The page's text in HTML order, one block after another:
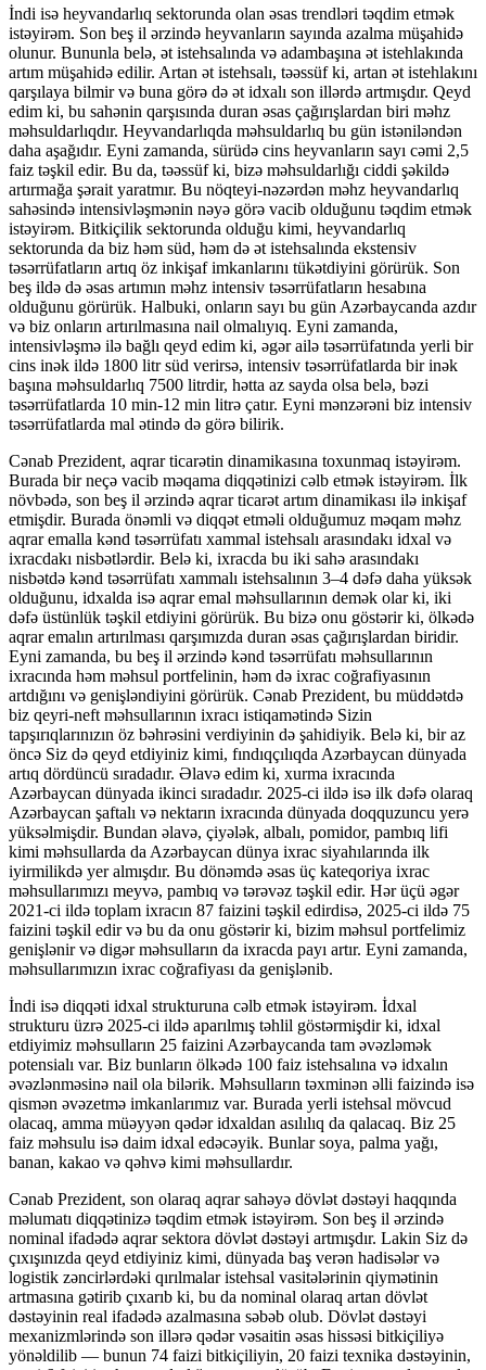
İndi isə heyvandarlıq sektorunda olan əsas trendləri təqdim etmək
istəyirəm. Son beş il ərzində heyvanların sayında azalma müşahidə
olunur. Bununla belə, ət istehsalında və adambaşına ət istehlakında
artım müşahidə edilir. Artan ət istehsalı, təəssüf ki, artan ət istehlakını
qarşılaya bilmir və buna görə də ət idxalı son illərdə artmışdır. Qeyd
edim ki, bu sahənin qarşısında duran əsas çağırışlardan biri məhz
məhsuldarlıqdır. Heyvandarlıqda məhsuldarlıq bu gün istəniləndən
daha aşağıdır. Eyni zamanda, sürüdə cins heyvanların sayı cəmi 2,5
faiz təşkil edir. Bu da, təəssüf ki, bizə məhsuldarlığı ciddi şəkildə
artırmağa şərait yaratmır. Bu nöqteyi-nəzərdən məhz heyvandarlıq
sahəsində intensivləşmənin nəyə görə vacib olduğunu təqdim etmək
istəyirəm. Bitkiçilik sektorunda olduğu kimi, heyvandarlıq
sektorunda da biz həm süd, həm də ət istehsalında ekstensiv
təsərrüfatların artıq öz inkişaf imkanlarını tükətdiyini görürük. Son
beş ildə də əsas artımın məhz intensiv təsərrüfatların hesabına
olduğunu görürük. Halbuki, onların sayı bu gün Azərbaycanda azdır
və biz onların artırılmasına nail olmalıyıq. Eyni zamanda,
intensivləşmə ilə bağlı qeyd edim ki, əgər ailə təsərrüfatında yerli bir
cins inək ildə 1800 litr süd verirsə, intensiv təsərrüfatlarda bir inək
başına məhsuldarlıq 7500 litrdir, hətta az sayda olsa belə, bəzi
təsərrüfatlarda 10 min-12 min litrə çatır. Eyni mənzərəni biz intensiv
təsərrüfatlarda mal ətində də görə bilirik.
Cənab Prezident, aqrar ticarətin dinamikasına toxunmaq istəyirəm.
Burada bir neçə vacib məqama diqqətinizi cəlb etmək istəyirəm. İlk
növbədə, son beş il ərzində aqrar ticarət artım dinamikası ilə inkişaf
etmişdir. Burada önəmli və diqqət etməli olduğumuz məqam məhz
aqrar emalla kənd təsərrüfatı xammal istehsalı arasındakı idxal və
ixracdakı nisbətlərdir. Belə ki, ixracda bu iki sahə arasındakı
nisbətdə kənd təsərrüfatı xammalı istehsalının 3–4 dəfə daha yüksək
olduğunu, idxalda isə aqrar emal məhsullarının demək olar ki, iki
dəfə üstünlük təşkil etdiyini görürük. Bu bizə onu göstərir ki, ölkədə
aqrar emalın artırılması qarşımızda duran əsas çağırışlardan biridir.
Eyni zamanda, bu beş il ərzində kənd təsərrüfatı məhsullarının
ixracında həm məhsul portfelinin, həm də ixrac coğrafiyasının
artdığını və genişləndiyini görürük. Cənab Prezident, bu müddətdə
biz qeyri-neft məhsullarının ixracı istiqamətində Sizin
tapşırıqlarınızın öz bəhrəsini verdiyinin də şahidiyik. Belə ki, bir az
öncə Siz də qeyd etdiyiniz kimi, fındıqçılıqda Azərbaycan dünyada
artıq dördüncü sıradadır. Əlavə edim ki, xurma ixracında
Azərbaycan dünyada ikinci sıradadır. 2025-ci ildə isə ilk dəfə olaraq
Azərbaycan şaftalı və nektarın ixracında dünyada doqquzuncu yerə
yüksəlmişdir. Bundan əlavə, çiyələk, albalı, pomidor, pambıq lifi
kimi məhsullarda da Azərbaycan dünya ixrac siyahılarında ilk
iyirmilikdə yer almışdır. Bu dönəmdə əsas üç kateqoriya ixrac
məhsullarımızı meyvə, pambıq və tərəvəz təşkil edir. Hər üçü əgər
2021-ci ildə toplam ixracın 87 faizini təşkil edirdisə, 2025-ci ildə 75
faizini təşkil edir və bu da onu göstərir ki, bizim məhsul portfelimiz
genişlənir və digər məhsulların da ixracda payı artır. Eyni zamanda,
məhsullarımızın ixrac coğrafiyası da genişlənib.
İndi isə diqqəti idxal strukturuna cəlb etmək istəyirəm. İdxal
strukturu üzrə 2025-ci ildə aparılmış təhlil göstərmişdir ki, idxal
etdiyimiz məhsulların 25 faizini Azərbaycanda tam əvəzləmək
potensialı var. Biz bunların ölkədə 100 faiz istehsalına və idxalın
əvəzlənməsinə nail ola bilərik. Məhsulların təxminən əlli faizində isə
qismən əvəzetmə imkanlarımız var. Burada yerli istehsal mövcud
olacaq, amma müəyyən qədər idxaldan asılılıq da qalacaq. Biz 25
faiz məhsulu isə daim idxal edəcəyik. Bunlar soya, palma yağı,
banan, kakao və qəhvə kimi məhsullardır.
Cənab Prezident, son olaraq aqrar sahəyə dövlət dəstəyi haqqında
məlumatı diqqətinizə təqdim etmək istəyirəm. Son beş il ərzində
nominal ifadədə aqrar sektora dövlət dəstəyi artmışdır. Lakin Siz də
çıxışınızda qeyd etdiyiniz kimi, dünyada baş verən hadisələr və
logistik zəncirlərdəki qırılmalar istehsal vasitələrinin qiymətinin
artmasına gətirib çıxarıb ki, bu da nominal olaraq artan dövlət
dəstəyinin real ifadədə azalmasına səbəb olub. Dövlət dəstəyi
mexanizmlərində son illərə qədər vəsaitin əsas hissəsi bitkiçiliyə
yönəldilib — bunun 74 faizi bitkiçiliyin, 20 faizi texnika dəstəyinin,